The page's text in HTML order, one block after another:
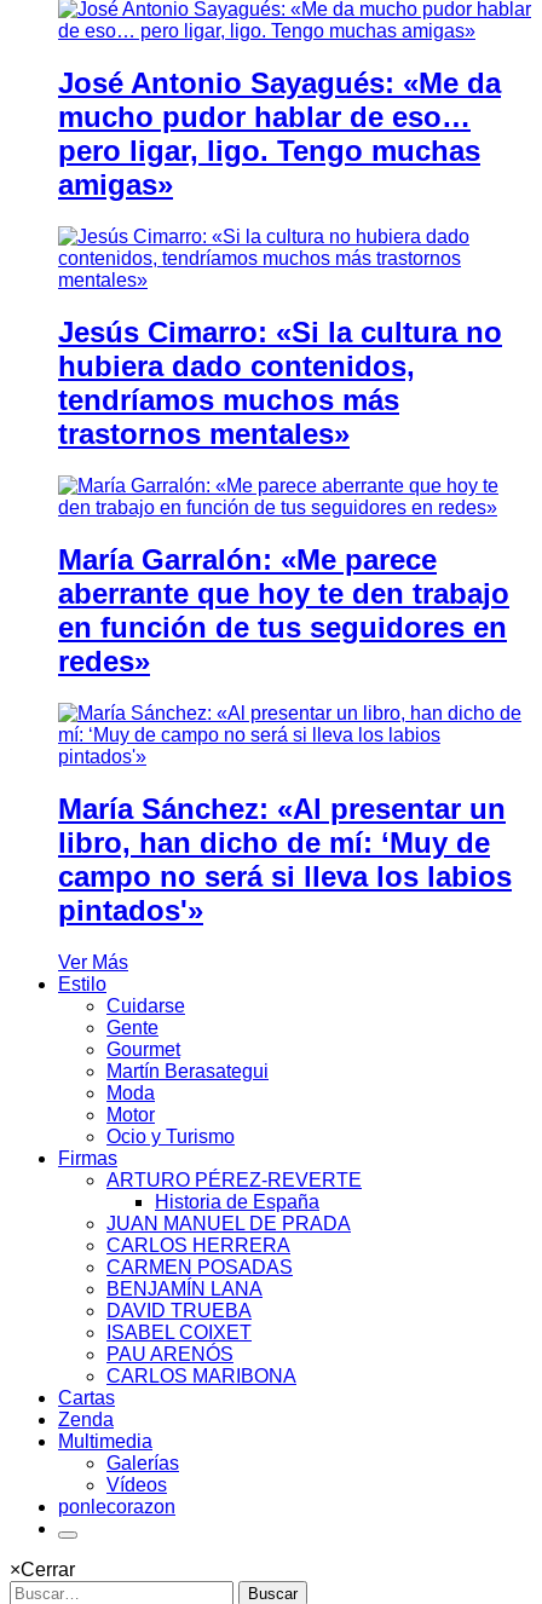
José Antonio Sayagués: «Me da
mucho pudor hablar de eso…
pero ligar, ligo. Tengo muchas
amigas»
Jesús Cimarro: «Si la cultura no
hubiera dado contenidos,
tendríamos muchos más
trastornos mentales»
María Garralón: «Me parece
aberrante que hoy te den trabajo
en función de tus seguidores en
redes»
María Sánchez: «Al presentar un
libro, han dicho de mí: ‘Muy de
campo no será si lleva los labios
pintados'»
Ver Más
Estilo
Cuidarse
Gente
Gourmet
Martín Berasategui
Moda
Motor
Ocio y Turismo
Firmas
ARTURO PÉREZ-REVERTE
Historia de España
JUAN MANUEL DE PRADA
CARLOS HERRERA
CARMEN POSADAS
BENJAMÍN LANA
DAVID TRUEBA
ISABEL COIXET
PAU ARENÓS
CARLOS MARIBONA
Cartas
Zenda
Multimedia
Galerías
Vídeos
ponlecorazon
×Cerrar
Buscar